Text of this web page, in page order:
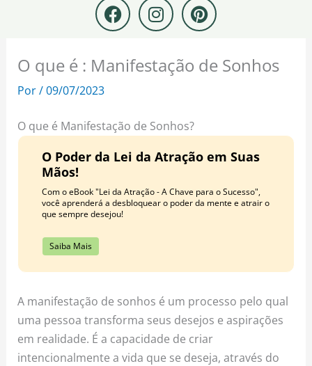
a
c
e
b
k
n
s
t
a
a
m
i
n
t
e
t
O que é : Manifestação de Sonhos
Por/09/07/2023
O que é Manifestação de Sonhos?
O Poder da Lei da Atração em Suas
Mãos!
Com o eBook "Lei da Atração - A Chave para o Sucesso",
você aprenderá a desbloquear o poder da mente e atrair o
que sempre desejou!
Saiba Mais
A manifestação de sonhos é um processo pelo qual
uma pessoa transforma seus desejos e aspirações
em realidade. É a capacidade de criar
intencionalmente a vida que se deseja, através do